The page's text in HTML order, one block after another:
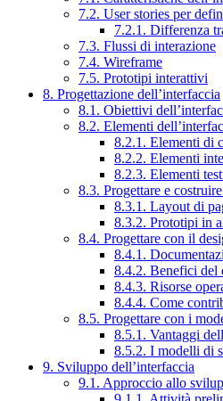
7.2. User stories per
7.2.1. Differenza
7.3. Flussi di interazione
7.4. Wireframe
7.5. Prototipi interattivi
8. Progettazione dell’interfaccia
8.1. Obiettivi
8.2. Elementi
8.2.1. Elementi di
8.2.2. Elementi
8.2.3. Elementi
8.3. Progettare e
8.3.1. Layout di
8.3.2. Prototipi in
8.4. Progettare con il
8.4.1.
8.4.2. Benefici del
8.4.3. Risorse
8.4.4. Come
8.5. Progettare con i
8.5.1. Vantaggi
8.5.2. I modelli di
9. Sviluppo dell’interfaccia
9.1. Approccio allo